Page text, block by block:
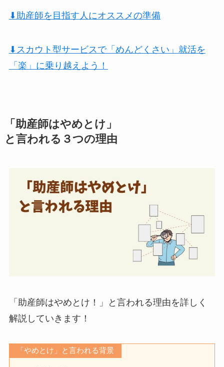
⬇︎助産師を目指す人にオススメの準備
⬇︎スカウト型サービスで「めんどくさい」就活を
「楽」に乗り越えよう！
「助産師はやめとけ」
と言われる３つの理由
「助産師はやめとけ！」と言われる理由を詳しく
解説していきます！
「やめとけ」と言われる背景